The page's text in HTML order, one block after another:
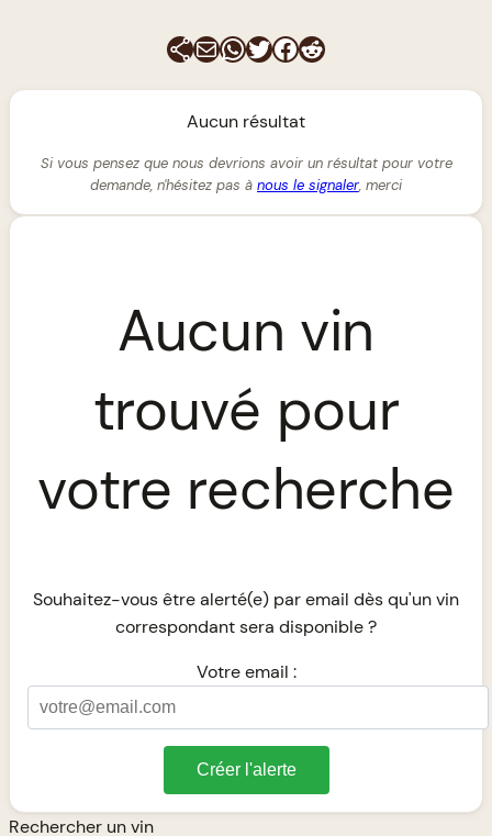
E-mailWhatsApp
Twitter
Facebook
Reddit
Aucun résultat
Si vous pensez que nous devrions avoir un résultat pour votre
demande, n'hésitez pas à nous le signaler, merci
Aucun vin
trouvé pour
votre recherche
Souhaitez-vous être alerté(e) par email dès qu'un vin
correspondant sera disponible ?
Votre email :
Créer l'alerte
Rechercher un vin